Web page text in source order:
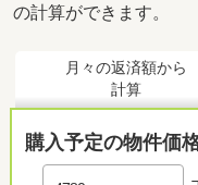
の計算ができます。
月々の返済額から
計算
購入予定の物件価